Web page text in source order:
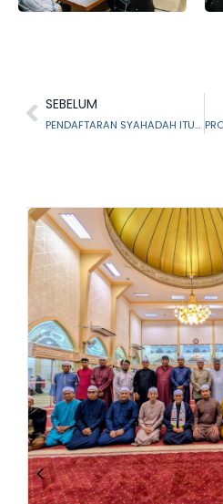
SEBELUM
PENDAFTARAN SYAHADAH ITU MUDAH